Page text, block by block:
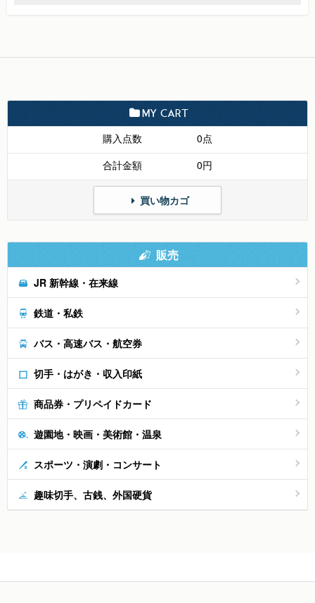
MY CART
購入点数
0点
合計金額
0円
買い物カゴ
販売
JR 新幹線・在来線
鉄道・私鉄
バス・高速バス・航空券
切手・はがき・収入印紙
商品券・プリペイドカード
遊園地・映画・美術館・温泉
スポーツ・演劇・コンサート
趣味切手、古銭、外国硬貨